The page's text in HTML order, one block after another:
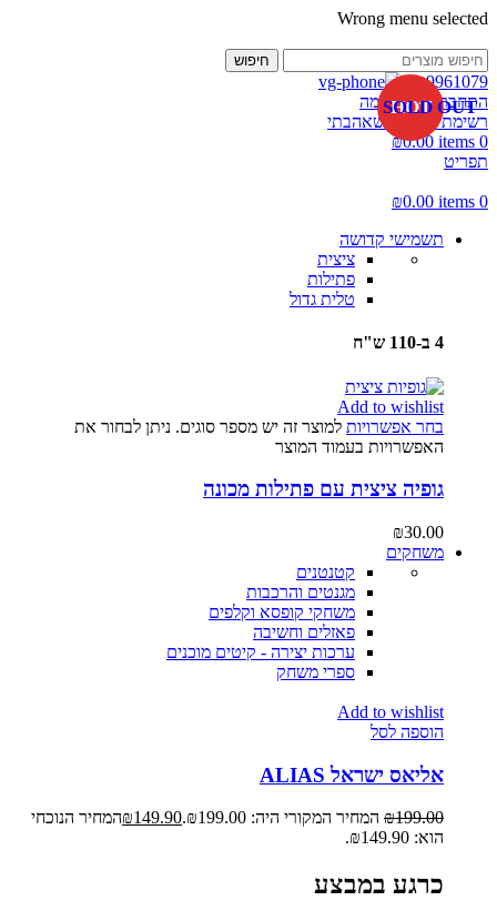
Wrong menu selected
חיפוש
02-9961079
התחברות / הרשמה
רשימת מוצרים שאהבתי
0
items
₪0.00
תפריט
0
items
₪0.00
תשמישי קדושה
ציצית
פתילות
טלית גדול
4 ב-110 ש"ח
Add to wishlist
בחר אפשרויות למוצר זה יש מספר סוגים. ניתן לבחור את
האפשרויות בעמוד המוצר
גופיה ציצית עם פתילות מכונה
₪30.00
משחקים
קטנטנים
מגנטים והרכבות
משחקי קופסא וקלפים
פאזלים וחשיבה
ערכות יצירה - קיטים מוכנים
ספרי משחק
HOT
Add to wishlist
הוספה לסל
אליאס ישראל ALIAS
₪199.00 המחיר המקורי היה: ₪199.00. ₪149.90
המחיר הנוכחי
הוא: ₪149.90.
כרגע במבצע
SOLD OUT